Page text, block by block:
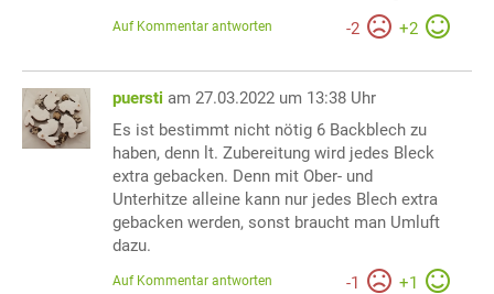
-2 +2
Auf Kommentar antworten
puersti am 27.03.2022 um 13:38 Uhr
Es ist bestimmt nicht nötig 6 Backblech zu
haben, denn lt. Zubereitung wird jedes Bleck
extra gebacken. Denn mit Ober- und
Unterhitze alleine kann nur jedes Blech extra
gebacken werden, sonst braucht man Umluft
dazu.
-1 +1
Auf Kommentar antworten